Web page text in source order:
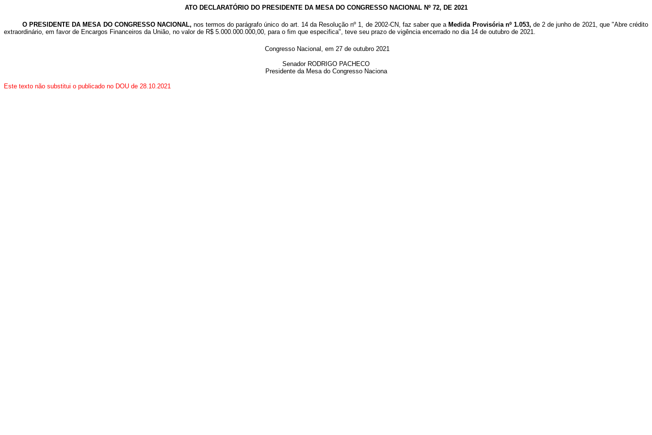
ATO DECLARATÓRIO DO PRESIDENTE DA MESA DO CONGRESSO NACIONAL Nº 72, DE 2021
O PRESIDENTE DA MESA DO CONGRESSO NACIONAL, nos termos do parágrafo único do art. 14 da Resolução nº 1, de 2002-CN, faz saber que a Medida Provisória nº 1.053, de 2 de junho de 2021, que "Abre crédito
extraordinário, em favor de Encargos Financeiros da União, no valor de R$ 5.000.000.000,00, para o fim que especifica", teve seu prazo de vigência encerrado no dia 14 de outubro de 2021.
Congresso Nacional, em 27 de outubro 2021
Senador RODRIGO PACHECO
Presidente da Mesa do Congresso Naciona
Este texto não substitui o publicado no DOU de 28.10.2021